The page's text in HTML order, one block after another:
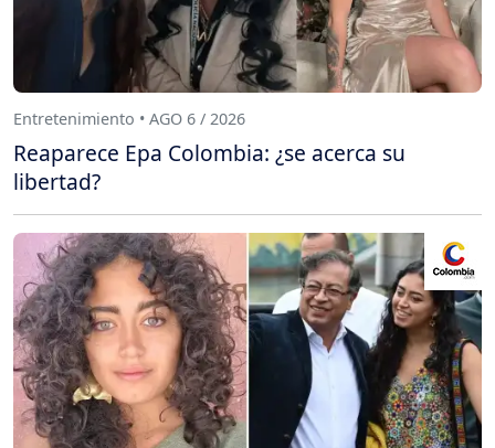
Entretenimiento • AGO 6 / 2026
Reaparece Epa Colombia: ¿se acerca su
libertad?